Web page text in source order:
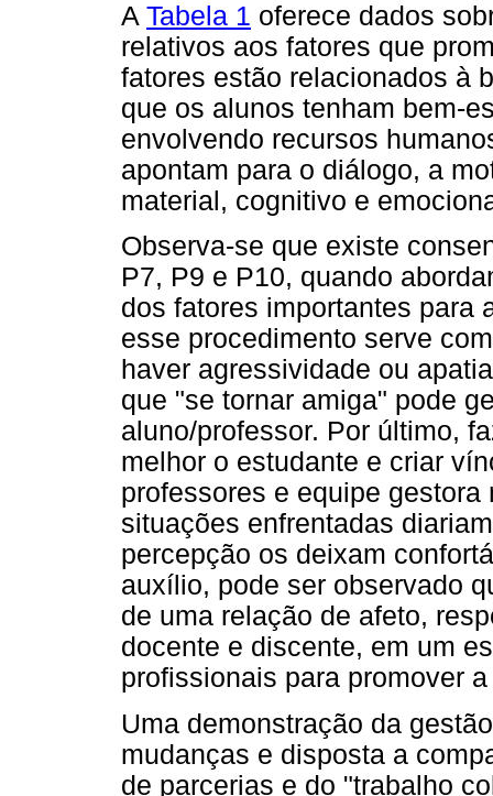
A Tabela 1 oferece dados
relativos aos fatores que
fatores estão relacionados à
que os alunos tenham bem-
envolvendo recursos
apontam para o diálogo, a
material, cognitivo e
Observa-se que existe
P7, P9 e P10, quando
dos fatores importantes para
esse procedimento serve
haver agressividade ou
que "se tornar amiga" pode
aluno/professor. Por último,
melhor o estudante e criar
professores e equipe
situações enfrentadas
percepção os deixam
auxílio, pode ser observado
de uma relação de afeto,
docente e discente, em um
profissionais para promover
Uma demonstração da
mudanças e disposta a
de parcerias e do "trabalho